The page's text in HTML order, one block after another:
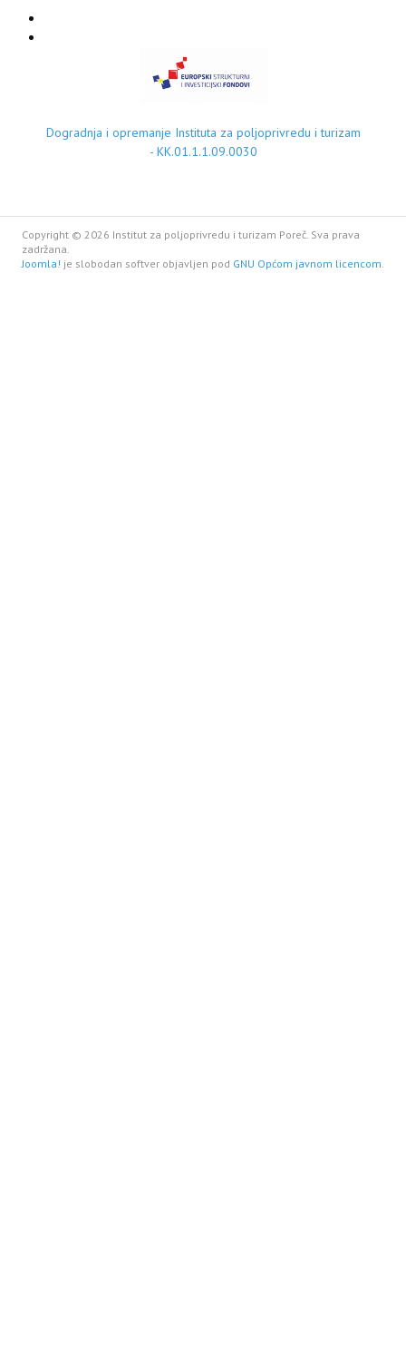
Dogradnja i opremanje Instituta za poljoprivredu i turizam
- KK.01.1.1.09.0030
Copyright © 2026 Institut za poljoprivredu i turizam Poreč. Sva prava
zadržana.
Joomla! je slobodan softver objavljen pod GNU Općom javnom licencom.